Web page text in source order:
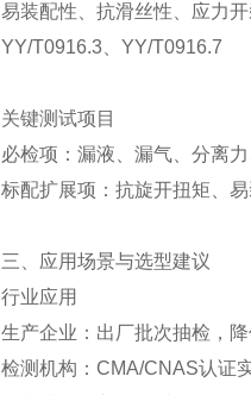
易装配性、抗滑丝性、应力
YY/T0916.3 、YY/T0916.7
关键测试项目
必检项 ：漏液、漏气、分离
标配扩展项 ：抗旋开扭矩、
三、应用场景与选型建议
行业应用
生产企业 ：出厂批次抽检，
检测机构 ：CMA/CNAS认证